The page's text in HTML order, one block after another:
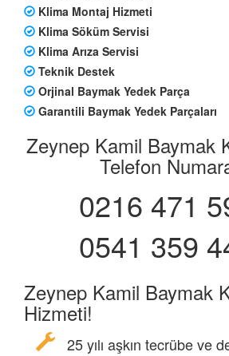
Klima Montaj Hizmeti
Klima Söküm Servisi
Klima Arıza Servisi
Teknik Destek
Orjinal Baymak Yedek Parça
Garantili Baymak Yedek Parçaları
Zeynep Kamil Baymak
Telefon
0216 471
0541 359
Zeynep Kamil Baymak
Hizmeti!
25 yılı aşkın tecrübe ve